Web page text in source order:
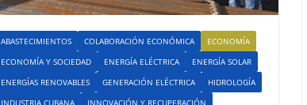
ABASTECIMIENTOS COLABORACIÓN ECONÓMICA
ECONOMÍA
ECONOMÍA Y SOCIEDAD
ENERGÍA ELÉCTRICA
ENERGÍA SOLAR
ENERGÍAS RENOVABLES
GENERACIÓN ELÉCTRICA
HIDROLOGÍA
INDUSTRIA CUBANA
INNOVACIÓN Y RECUPERACIÓN